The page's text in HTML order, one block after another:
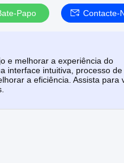
Papo Contacte-
e melhorar a experiência do
interface intuitiva, processo de
a eficiência. Assista para